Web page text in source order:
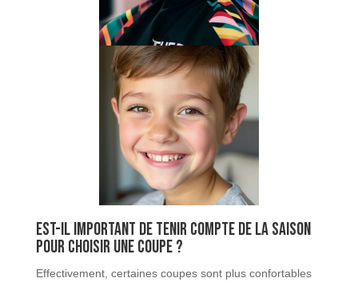
Est-il important de tenir compte de la saison
pour choisir une coupe ?
Effectivement, certaines coupes sont plus confortables